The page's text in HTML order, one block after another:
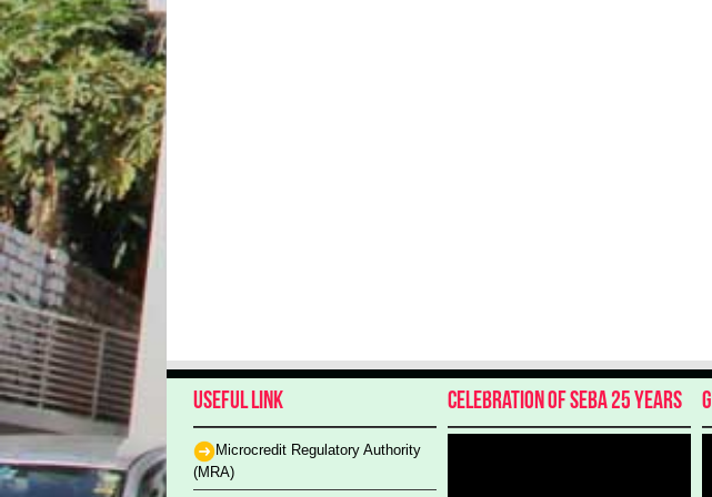
Useful Link
Microcredit Regulatory Authority
(MRA)
Celebration of SEBA 25 Years